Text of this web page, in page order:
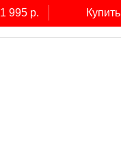
1 995 р. Купить